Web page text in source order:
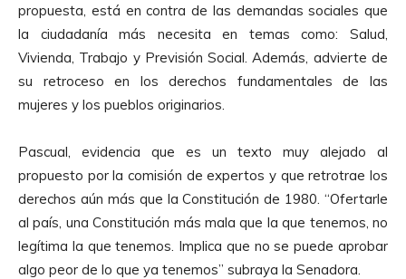
propuesta, está en contra de las demandas sociales que
la ciudadanía más necesita en temas como: Salud,
Vivienda, Trabajo y Previsión Social. Además, advierte de
su retroceso en los derechos fundamentales de las
mujeres y los pueblos originarios.
Pascual, evidencia que es un texto muy alejado al
propuesto por la comisión de expertos y que retrotrae los
derechos aún más que la Constitución de 1980. “Ofertarle
al país, una Constitución más mala que la que tenemos, no
legítima la que tenemos. Implica que no se puede aprobar
algo peor de lo que ya tenemos” subraya la Senadora.